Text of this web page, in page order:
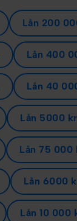
Lån 200
Lån 400
Lån 40
Lån 5000
Lån 75 000
Lån 6000
Lån 10 000